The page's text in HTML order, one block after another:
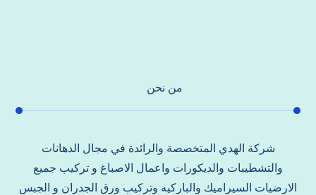
من نحن
شركة الهدي المتخصصة والرائدة في مجال الدهانات
والتشطيبات والديكورات واعمال الاصباغ و تركيب جميع
الارضيات السيراميك والباركيه وتركيب ورق الجدران و الجبس